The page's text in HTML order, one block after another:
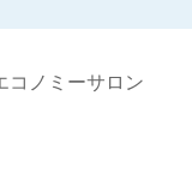
コノミーサロン